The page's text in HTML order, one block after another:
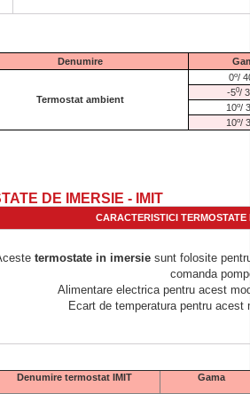
Denumire
Termostat ambient
0o/
-50/
10o/
10o/
DE IMERSIE - IMIT
CARACTERISTICI TERMOSTATE
termostate in imersie sunt folosite
comanda
Alimentare electrica pentru acest
Ecart de temperatura pentru
Denumire termostat IMIT Gama